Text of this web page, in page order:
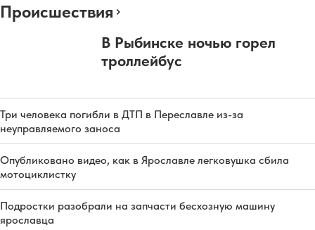
Происшествия
В Рыбинске ночью горел
троллейбус
Три человека погибли в ДТП в Переславле из-за
неуправляемого заноса
Опубликовано видео, как в Ярославле легковушка сбила
мотоциклистку
Подростки разобрали на запчасти бесхозную машину
ярославца